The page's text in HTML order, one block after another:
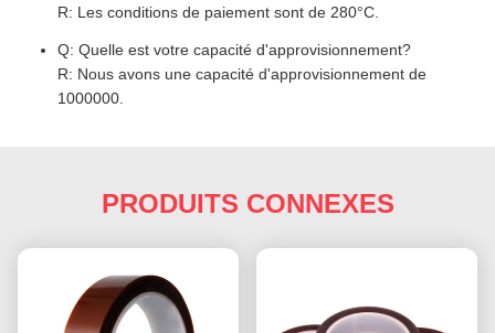
R: Les conditions de paiement sont de 280°C.
Q: Quelle est votre capacité d'approvisionnement?
R: Nous avons une capacité d'approvisionnement de
1000000.
PRODUITS CONNEXES